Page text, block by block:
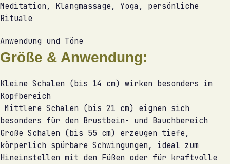
Meditation, Klangmassage, Yoga, persönliche
Rituale
Anwendung und Töne
Größe & Anwendung:
Kleine Schalen (bis 14 cm) wirken besonders im
Kopfbereich
Mittlere Schalen (bis 21 cm) eignen sich
besonders für den Brustbein- und Bauchbereich
Große Schalen (bis 55 cm) erzeugen tiefe,
körperlich spürbare Schwingungen, ideal zum
Hineinstellen mit den Füßen oder für kraftvolle